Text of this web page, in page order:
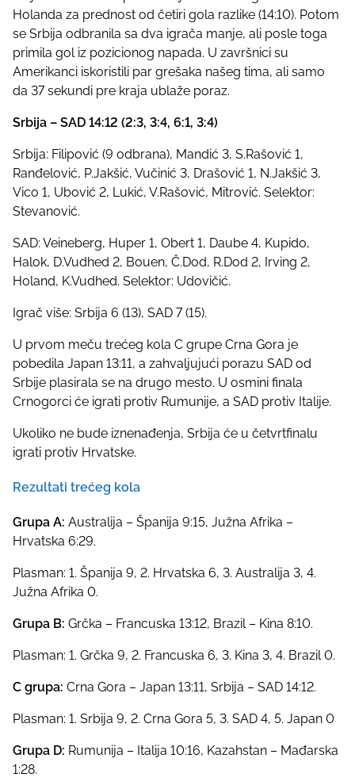
Holanda za prednost od četiri gola razlike (14:10). Potom
se Srbija odbranila sa dva igrača manje, ali posle toga
primila gol iz pozicionog napada. U završnici su
Amerikanci iskoristili par grešaka našeg tima, ali samo
da 37 sekundi pre kraja ublaže poraz.
Srbija – SAD 14:12 (2:3, 3:4, 6:1, 3:4)
Srbija: Filipović (9 odbrana), Mandić 3, S.Rašović 1,
Ranđelović, P.Jakšić, Vučinić 3, Drašović 1, N.Jakšić 3,
Vico 1, Ubović 2, Lukić, V.Rašović, Mitrović. Selektor:
Stevanović.
SAD: Veineberg, Huper 1, Obert 1, Daube 4, Kupido,
Halok, D.Vudhed 2, Bouen, Č.Dod, R.Dod 2, Irving 2,
Holand, K.Vudhed. Selektor: Udovičić.
Igrač više: Srbija 6 (13), SAD 7 (15).
U prvom meču trećeg kola C grupe Crna Gora je
pobedila Japan 13:11, a zahvaljujući porazu SAD od
Srbije plasirala se na drugo mesto. U osmini finala
Crnogorci će igrati protiv Rumunije, a SAD protiv Italije.
Ukoliko ne bude iznenađenja, Srbija će u četvrtfinalu
igrati protiv Hrvatske.
Rezultati trećeg kola
Grupa A: Australija – Španija 9:15, Južna Afrika –
Hrvatska 6:29.
Plasman: 1. Španija 9, 2. Hrvatska 6, 3. Australija 3, 4.
Južna Afrika 0.
Grupa B: Grčka – Francuska 13:12, Brazil – Kina 8:10.
Plasman: 1. Grčka 9, 2. Francuska 6, 3. Kina 3, 4. Brazil 0.
C grupa: Crna Gora – Japan 13:11, Srbija – SAD 14:12.
Plasman: 1. Srbija 9, 2. Crna Gora 5, 3. SAD 4, 5. Japan 0
Grupa D: Rumunija – Italija 10:16, Kazahstan – Mađarska
1:28.